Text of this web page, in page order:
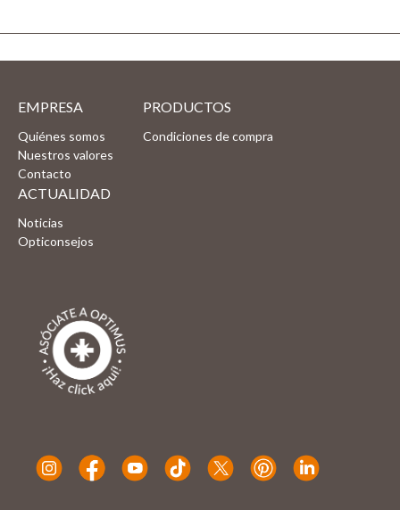
EMPRESA
Quiénes somos
Nuestros valores
Contacto
PRODUCTOS
Condiciones de compra
ACTUALIDAD
Noticias
Opticonsejos